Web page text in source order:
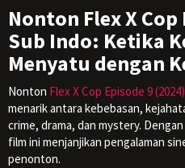
Nonton Flex X
Sub Indo: Ketika
Menyatu dengan
Nonton Flex X Cop Episode 9 (2024)
menarik antara kebebasan,
crime, drama, dan mystery.
film ini menjanjikan pengalaman
penonton.